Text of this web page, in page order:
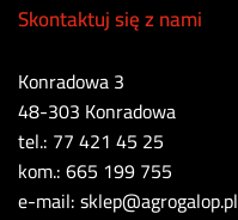
Skontaktuj się z nami
Konradowa 3
48-303 Konradowa
tel.: 77 421 45 25
kom.: 665 199 755
e-mail: sklep@agrogalop.pl